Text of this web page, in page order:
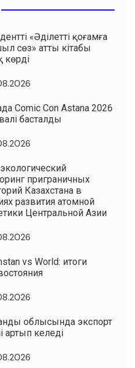
«Әділетті қоғамға
сөз» атты кітабы
Comic Con Astana 2026
басталды
приграничных
Казахстана в
развития атомной
Центральной Азии
vs World: итоги
облысында экспорт
артып келеді